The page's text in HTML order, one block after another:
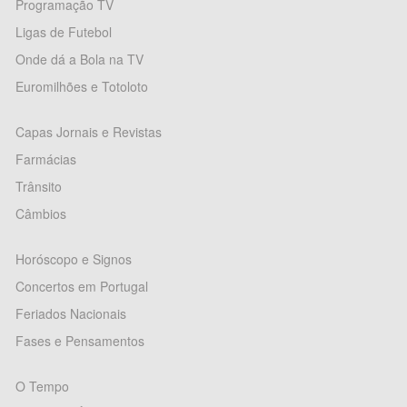
Programação TV
Ligas de Futebol
Onde dá a Bola na TV
Euromilhões e Totoloto
Capas Jornais e Revistas
Farmácias
Trânsito
Câmbios
Horóscopo e Signos
Concertos em Portugal
Feriados Nacionais
Fases e Pensamentos
O Tempo